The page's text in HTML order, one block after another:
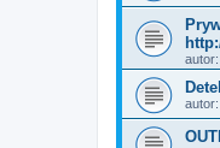
autor:
autor: